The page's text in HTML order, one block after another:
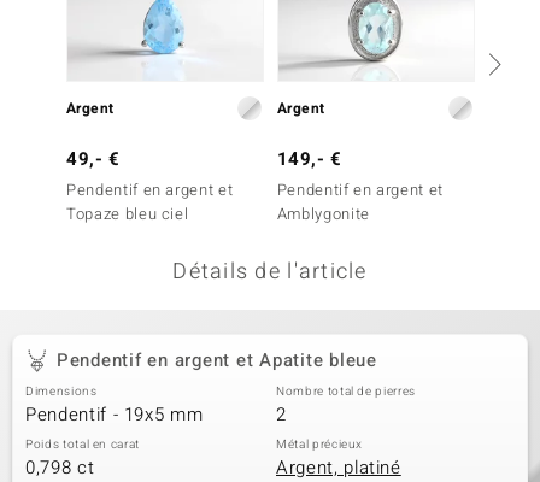
Argent
49,- €
Pendentif en argent et
Topaze bleu ciel
Argent
149,- €
Pendentif en argent et
Amblygonite
Détails de l'article
Pendentif en argent et Apatite bleue
Dimensions
Pendentif - 19x5 mm
Nombre total de pierres
2
Poids total en carat
0,798 ct
Métal précieux
Argent, platiné